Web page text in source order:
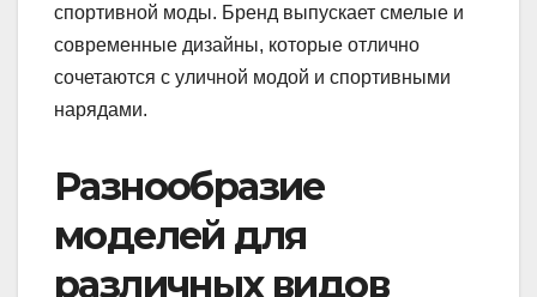
спортивной моды. Бренд выпускает смелые и
современные дизайны, которые отлично
сочетаются с уличной модой и спортивными
нарядами.
Разнообразие
моделей для
различных видов